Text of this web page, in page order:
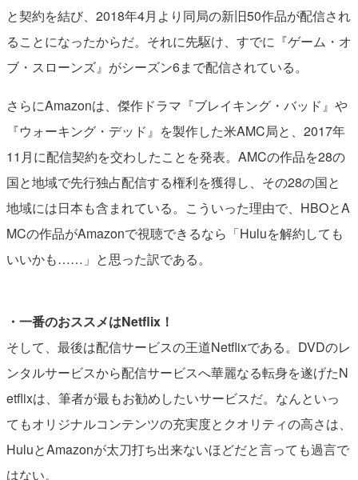
と契約を結び、2018年4月より同局の新旧50作品が配信され
ることになったからだ。それに先駆け、すでに『ゲーム・オ
ブ・スローンズ』がシーズン6まで配信されている。
さらにAmazonは、傑作ドラマ『ブレイキング・バッド』や
『ウォーキング・デッド』を製作した米AMC局と、2017年
11月に配信契約を交わしたことを発表。AMCの作品を28の
国と地域で先行独占配信する権利を獲得し、その28の国と
地域には日本も含まれている。こういった理由で、HBOとA
MCの作品がAmazonで視聴できるなら「Huluを解約しても
いいかも……」と思った訳である。
・一番のおススメはNetflix！
そして、最後は配信サービスの王道Netflixである。DVDのレ
ンタルサービスから配信サービスへ華麗なる転身を遂げたN
etflixは、筆者が最もお勧めしたいサービスだ。なんといっ
てもオリジナルコンテンツの充実度とクオリティの高さは、
HuluとAmazonが太刀打ち出来ないほどだと言っても過言で
はない。